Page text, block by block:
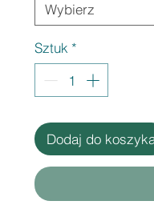
Wybierz
Sztuk *
Dodaj do koszyka